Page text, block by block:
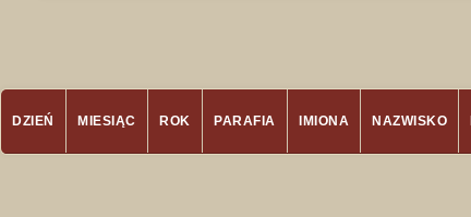
DZIEŃ MIESIĄC ROK PARAFIA IMIONA NAZWISKO